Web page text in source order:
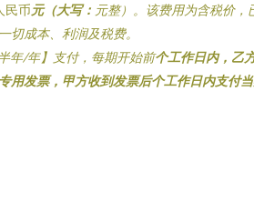
民币元（大写： 元整）。该费用为含税价，
切成本、利润及税费。
年/年】支付，每期开始前个工作日内，乙
用发票，甲方收到发票后个工作日内支付